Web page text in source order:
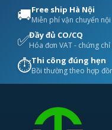
🚚Free ship Hà Nội
Miễn phí vận chuyển
✅Đầy đủ CO/CQ
Hóa đơn VAT - chứng
⏱️Thi công đúng hẹn
Bồi thường theo hợp